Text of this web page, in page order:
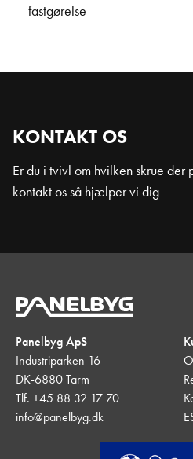
fastgørelse
KONTAKT OS
Er du i tvivl om hvilken skrue der
kontakt os så hjælper vi dig
Panelbyg ApS
Industriparken 16
DK-6880 Tarm
Tlf. +45 88 32 17 70
info@panelbyg.dk